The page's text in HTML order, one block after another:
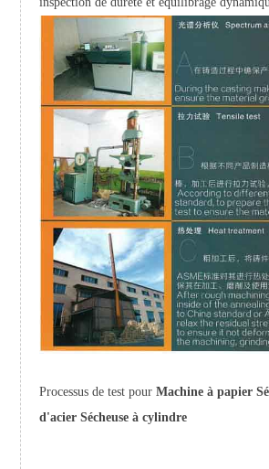
Processus de test pourMachine à papier
d'acier Sécheuse à cylindre